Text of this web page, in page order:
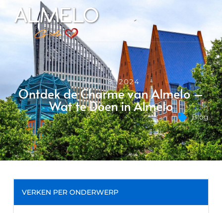
JULI 18, 2024
Ontdek de Charme van Almelo –
Wat te Doen in Almelo
Blog
VERKEN PER ONDERWERP